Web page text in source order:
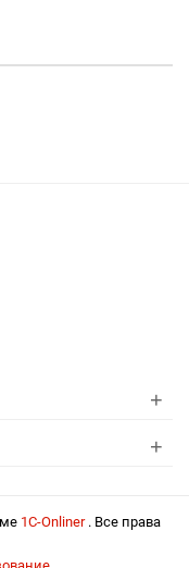
+
+
1С-Onliner . Все права